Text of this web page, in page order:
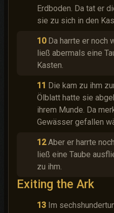
Erdboden. Da tat er
sie zu sich in den
10 Da harrte er noch
ließ abermals eine
Kasten.
11 Die kam zu ihm
Ölblatt hatte sie
ihrem Munde. Da
Gewässer gefallen
12 Aber er harrte
ließ eine Taube
zu ihm.
Exiting the Ark
13 Im